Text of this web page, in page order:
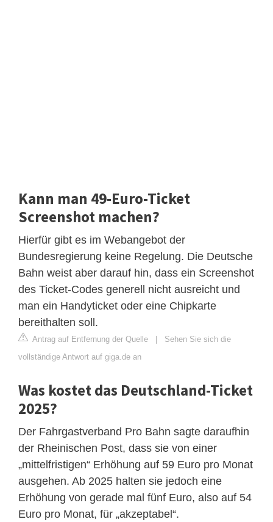
Kann man 49-Euro-Ticket
Screenshot machen?
Hierfür gibt es im Webangebot der
Bundesregierung keine Regelung. Die Deutsche
Bahn weist aber darauf hin, dass ein Screenshot
des Ticket-Codes generell nicht ausreicht und
man ein Handyticket oder eine Chipkarte
bereithalten soll.
Antrag auf Entfernung der Quelle | Sehen Sie sich die
vollständige Antwort auf giga.de an
Was kostet das Deutschland-Ticket
2025?
Der Fahrgastverband Pro Bahn sagte daraufhin
der Rheinischen Post, dass sie von einer
„mittelfristigen“ Erhöhung auf 59 Euro pro Monat
ausgehen. Ab 2025 halten sie jedoch eine
Erhöhung von gerade mal fünf Euro, also auf 54
Euro pro Monat, für „akzeptabel“.